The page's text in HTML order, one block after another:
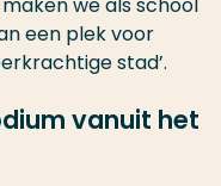
een plek voor
stad’.
vanuit het